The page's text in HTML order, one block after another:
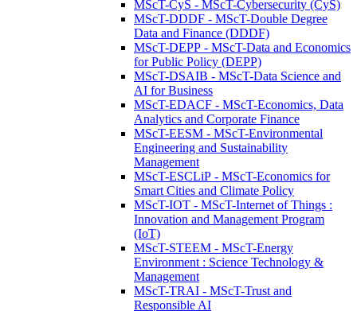
MScT-CyS - MScT-Cybersecurity (CyS)
MScT-DDDF - MScT-Double Degree
Data and Finance (DDDF)
MScT-DEPP - MScT-Data and Economics
for Public Policy (DEPP)
MScT-DSAIB - MScT-Data Science and
AI for Business
MScT-EDACF - MScT-Economics, Data
Analytics and Corporate Finance
MScT-EESM - MScT-Environmental
Engineering and Sustainability
Management
MScT-ESCLiP - MScT-Economics for
Smart Cities and Climate Policy
MScT-IOT - MScT-Internet of Things :
Innovation and Management Program
(IoT)
MScT-STEEM - MScT-Energy
Environment : Science Technology &
Management
MScT-TRAI - MScT-Trust and
Responsible AI